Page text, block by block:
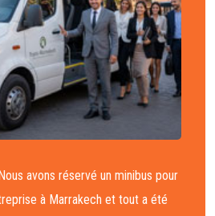
avons réservé un minibus pour
à Marrakech et tout a été